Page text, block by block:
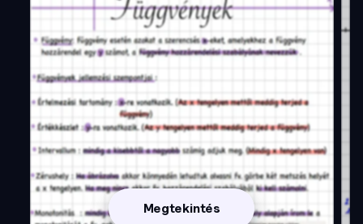
Megtekintés